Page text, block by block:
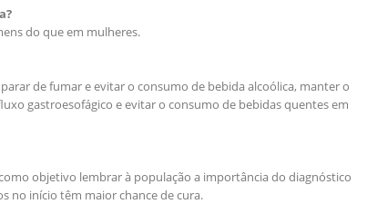
do que em mulheres.
de fumar e evitar o consumo de bebida alcoólica, manter o
gastroesofágico e evitar o consumo de bebidas quentes em
objetivo lembrar à população a importância do diagnóstico
no início têm maior chance de cura.